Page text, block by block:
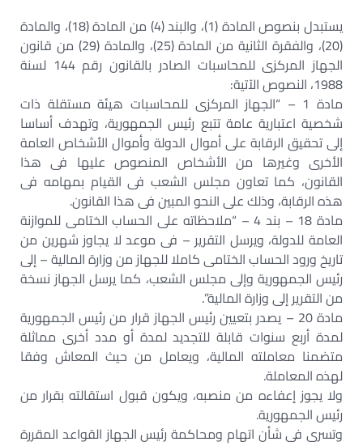
يستبدل بنصوص المادة (1)، والبند (4) من المادة (18)، والمادة
(20)، والفقرة الثانية من المادة (25)، والمادة (29) من قانون
الجهاز المركزى للمحاسبات الصادر بالقانون رقم 144 لسنة
1988، النصوص الآتية:
مادة 1 – “الجهاز المركزى للمحاسبات هيئة مستقلة ذات
شخصية اعتبارية عامة تتبع رئيس الجمهورية، وتهدف أساسا
إلى تحقيق الرقابة على أموال الدولة وأموال الأشخاص العامة
الأخرى وغيرها من الأشخاص المنصوص عليها فى هذا
القانون، كما تعاون مجلس الشعب فى القيام بمهامه فى
هذه الرقابة، وذلك على النحو المبين فى هذا القانون.
مادة 18 – بند 4 – “ملاحظاته على الحساب الختامى للموازنة
العامة للدولة، ويرسل التقرير – فى موعد لا يجاوز شهرين من
تاريخ ورود الحساب الختامى كاملا للجهاز من وزارة المالية – إلى
رئيس الجمهورية وإلى مجلس الشعب، كما يرسل الجهاز نسخة
من التقرير إلى وزارة المالية”.
مادة 20 – يصدر بتعيين رئيس الجهاز قرار من رئيس الجمهورية
لمدة أربع سنوات قابلة للتجديد لمدة أو مدد أخرى مماثلة
متضمنا معاملته المالية، ويعامل من حيث المعاش وفقا
لهذه المعاملة.
ولا يجوز إعفاءه من منصبه، ويكون قبول استقالته بقرار من
رئيس الجمهورية.
وتسرى فى شأن اتهام ومحاكمة رئيس الجهاز القواعد المقررة